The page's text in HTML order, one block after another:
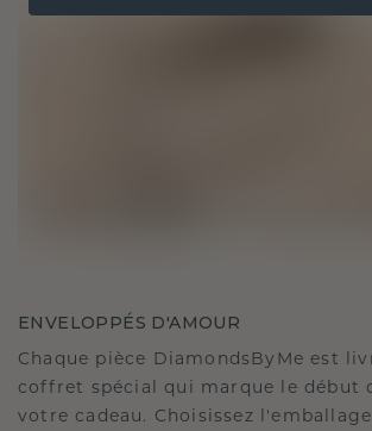
ENVELOPPÉS D'AMOUR
Chaque pièce DiamondsByMe est
coffret spécial qui marque le début
votre cadeau. Choisissez